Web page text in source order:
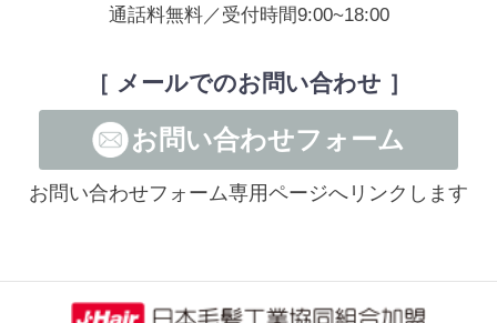
通話料無料／受付時間9:00~18:00
［ メールでのお問い合わせ ］
お問い合わせフォーム
お問い合わせフォーム専用ページへリンクします